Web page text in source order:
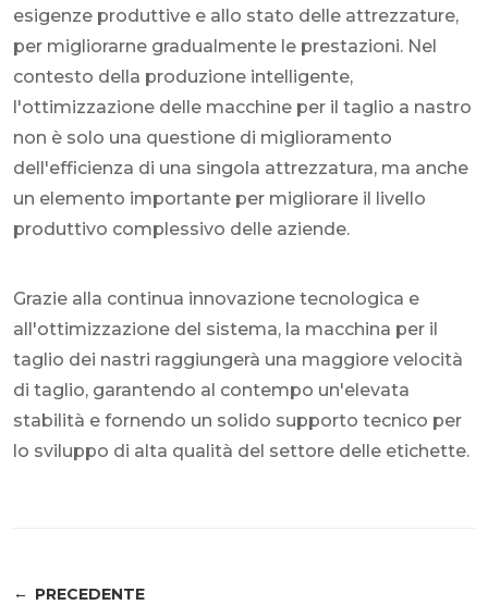
esigenze produttive e allo stato delle attrezzature,
per migliorarne gradualmente le prestazioni. Nel
contesto della produzione intelligente,
l'ottimizzazione delle macchine per il taglio a nastro
non è solo una questione di miglioramento
dell'efficienza di una singola attrezzatura, ma anche
un elemento importante per migliorare il livello
produttivo complessivo delle aziende.
Grazie alla continua innovazione tecnologica e
all'ottimizzazione del sistema, la macchina per il
taglio dei nastri raggiungerà una maggiore velocità
di taglio, garantendo al contempo un'elevata
stabilità e fornendo un solido supporto tecnico per
lo sviluppo di alta qualità del settore delle etichette.
PRECEDENTE